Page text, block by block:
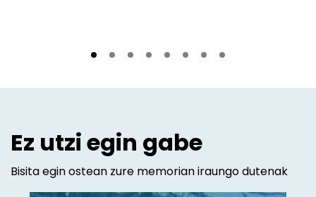
Ez utzi egin gabe
Bisita egin ostean zure memorian iraungo dutenak